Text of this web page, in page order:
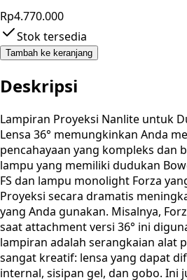
Rp4.770.000
Stok tersedia
Tambah ke keranjang
Deskripsi
Lampiran Proyeksi Nanlite untuk
Lensa 36° memungkinkan Anda
pencahayaan yang kompleks dan
lampu yang memiliki dudukan
FS dan lampu monolight Forza
Proyeksi secara dramatis
yang Anda gunakan. Misalnya,
saat attachment versi 36° ini
lampiran adalah serangkaian alat
sangat kreatif: lensa yang dapat
internal, sisipan gel, dan gobo. Ini